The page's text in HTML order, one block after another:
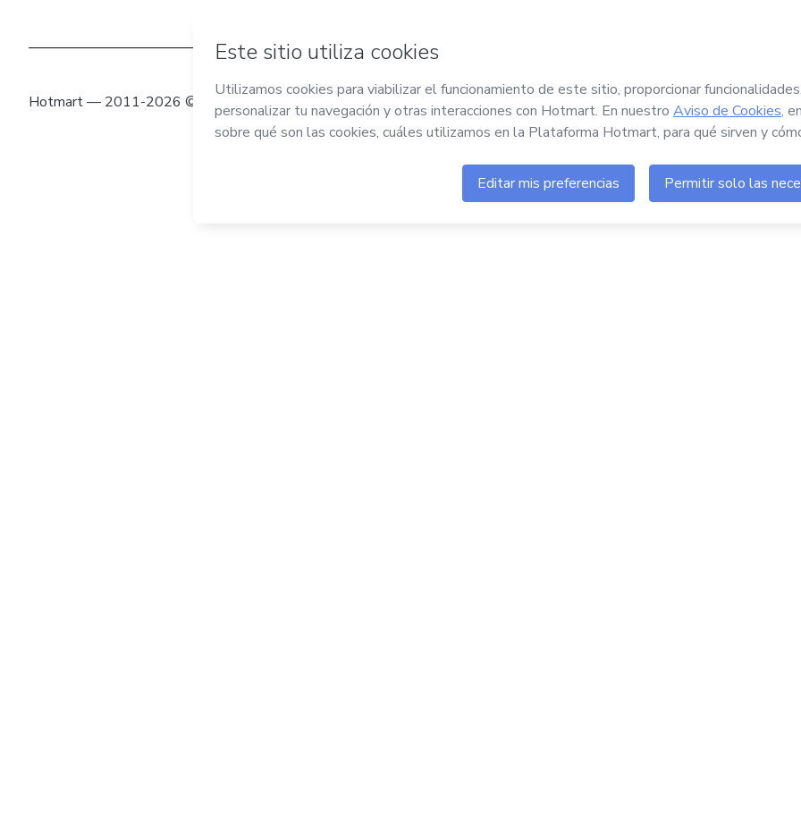
Hotmart — 2011-2026 © Todos los derechos reservados